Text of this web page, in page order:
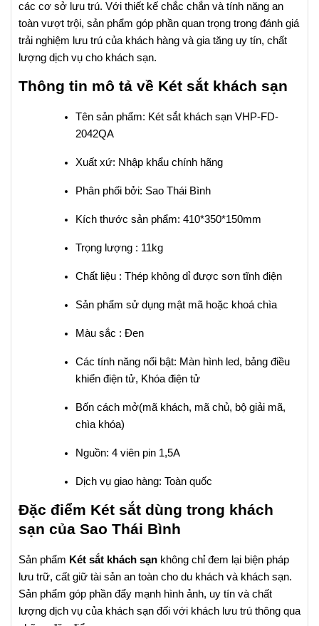
các cơ sở lưu trú. Với thiết kế chắc chắn và tính năng an
toàn vượt trội, sản phẩm góp phần quan trọng trong đánh giá
trải nghiệm lưu trú của khách hàng và gia tăng uy tín, chất
lượng dịch vụ cho khách sạn.
Thông tin mô tả về Két sắt khách sạn
Tên sản phẩm: Két sắt khách sạn VHP-FD-
2042QA
Xuất xứ: Nhập khẩu chính hãng
Phân phối bởi: Sao Thái Bình
Kích thước sản phẩm: 410*350*150mm
Trọng lượng : 11kg
Chất liệu : Thép không dỉ được sơn tĩnh điện
Sản phẩm sử dụng mật mã hoặc khoá chìa
Màu sắc : Đen
Các tính năng nổi bật: Màn hình led, bảng điều
khiển điện tử, Khóa điện tử
Bốn cách mở(mã khách, mã chủ, bộ giải mã,
chìa khóa)
Nguồn: 4 viên pin 1,5A
Dịch vụ giao hàng: Toàn quốc
Đặc điểm Két sắt dùng trong khách
sạn của Sao Thái Bình
Sản phẩm Két sắt khách sạn không chỉ đem lại biện pháp
lưu trữ, cất giữ tài sản an toàn cho du khách và khách sạn.
Sản phẩm góp phần đẩy mạnh hình ảnh, uy tín và chất
lượng dịch vụ của khách sạn đối với khách lưu trú thông qua